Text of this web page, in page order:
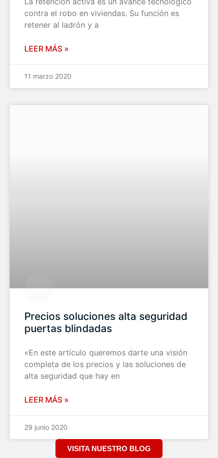
contra el robo en viviendas. Su función es
retener al ladrón y a
LEER MÁS »
11 marzo 2020
Precios soluciones alta seguridad
puertas blindadas
«En este artículo queremos darte una visión
completa de los precios y las soluciones de
alta seguridad que hay en
LEER MÁS »
29 junio 2020
VISITA NUESTRO BLOG